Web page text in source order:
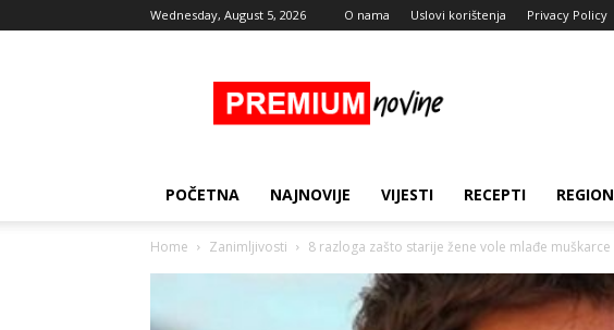
Wednesday, August 5, 2026 O nama Uslovi korištenja Privacy Policy
Novine
POČETNA NAJNOVIJE VIJESTI RECEPTI REGION
Home Zanimljivosti 8 razloga zašto starije žene vole mlađe muškarce